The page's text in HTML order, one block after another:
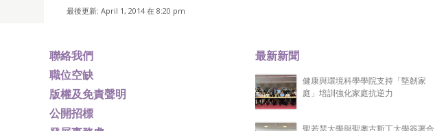
最後更新: April 1, 2014 在 8:20 pm
聯絡我們
職位空缺
版權及免責聲明
公開招標
最新新聞
健康與環境科學學院支持「堅韌家
庭」培訓強化家庭抗逆力